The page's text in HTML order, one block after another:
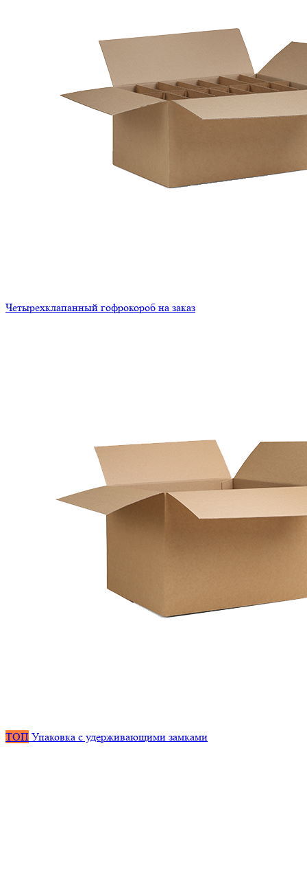
Четырехклапанный гофрокороб на заказ
ТОП Упаковка с удерживающими замками